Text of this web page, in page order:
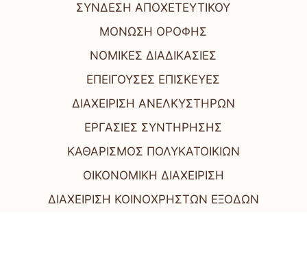
ΣΥΝΔΕΣΗ ΑΠΟΧΕΤΕΥΤΙΚΟΥ
ΜΟΝΩΣΗ ΟΡΟΦΗΣ
ΝΟΜΙΚΕΣ ΔΙΑΔΙΚΑΣΙΕΣ
ΕΠΕΙΓΟΥΣΕΣ ΕΠΙΣΚΕΥΕΣ
ΔΙΑΧΕΙΡΙΣΗ ΑΝΕΛΚΥΣΤΗΡΩΝ
ΕΡΓΑΣΙΕΣ ΣΥΝΤΗΡΗΣΗΣ
ΚΑΘΑΡΙΣΜΟΣ ΠΟΛΥΚΑΤΟΙΚΙΩΝ
ΟΙΚΟΝΟΜΙΚΗ ΔΙΑΧΕΙΡΙΣΗ
ΔΙΑΧΕΙΡΙΣΗ ΚΟΙΝΟΧΡΗΣΤΩΝ ΕΞΟΔΩΝ